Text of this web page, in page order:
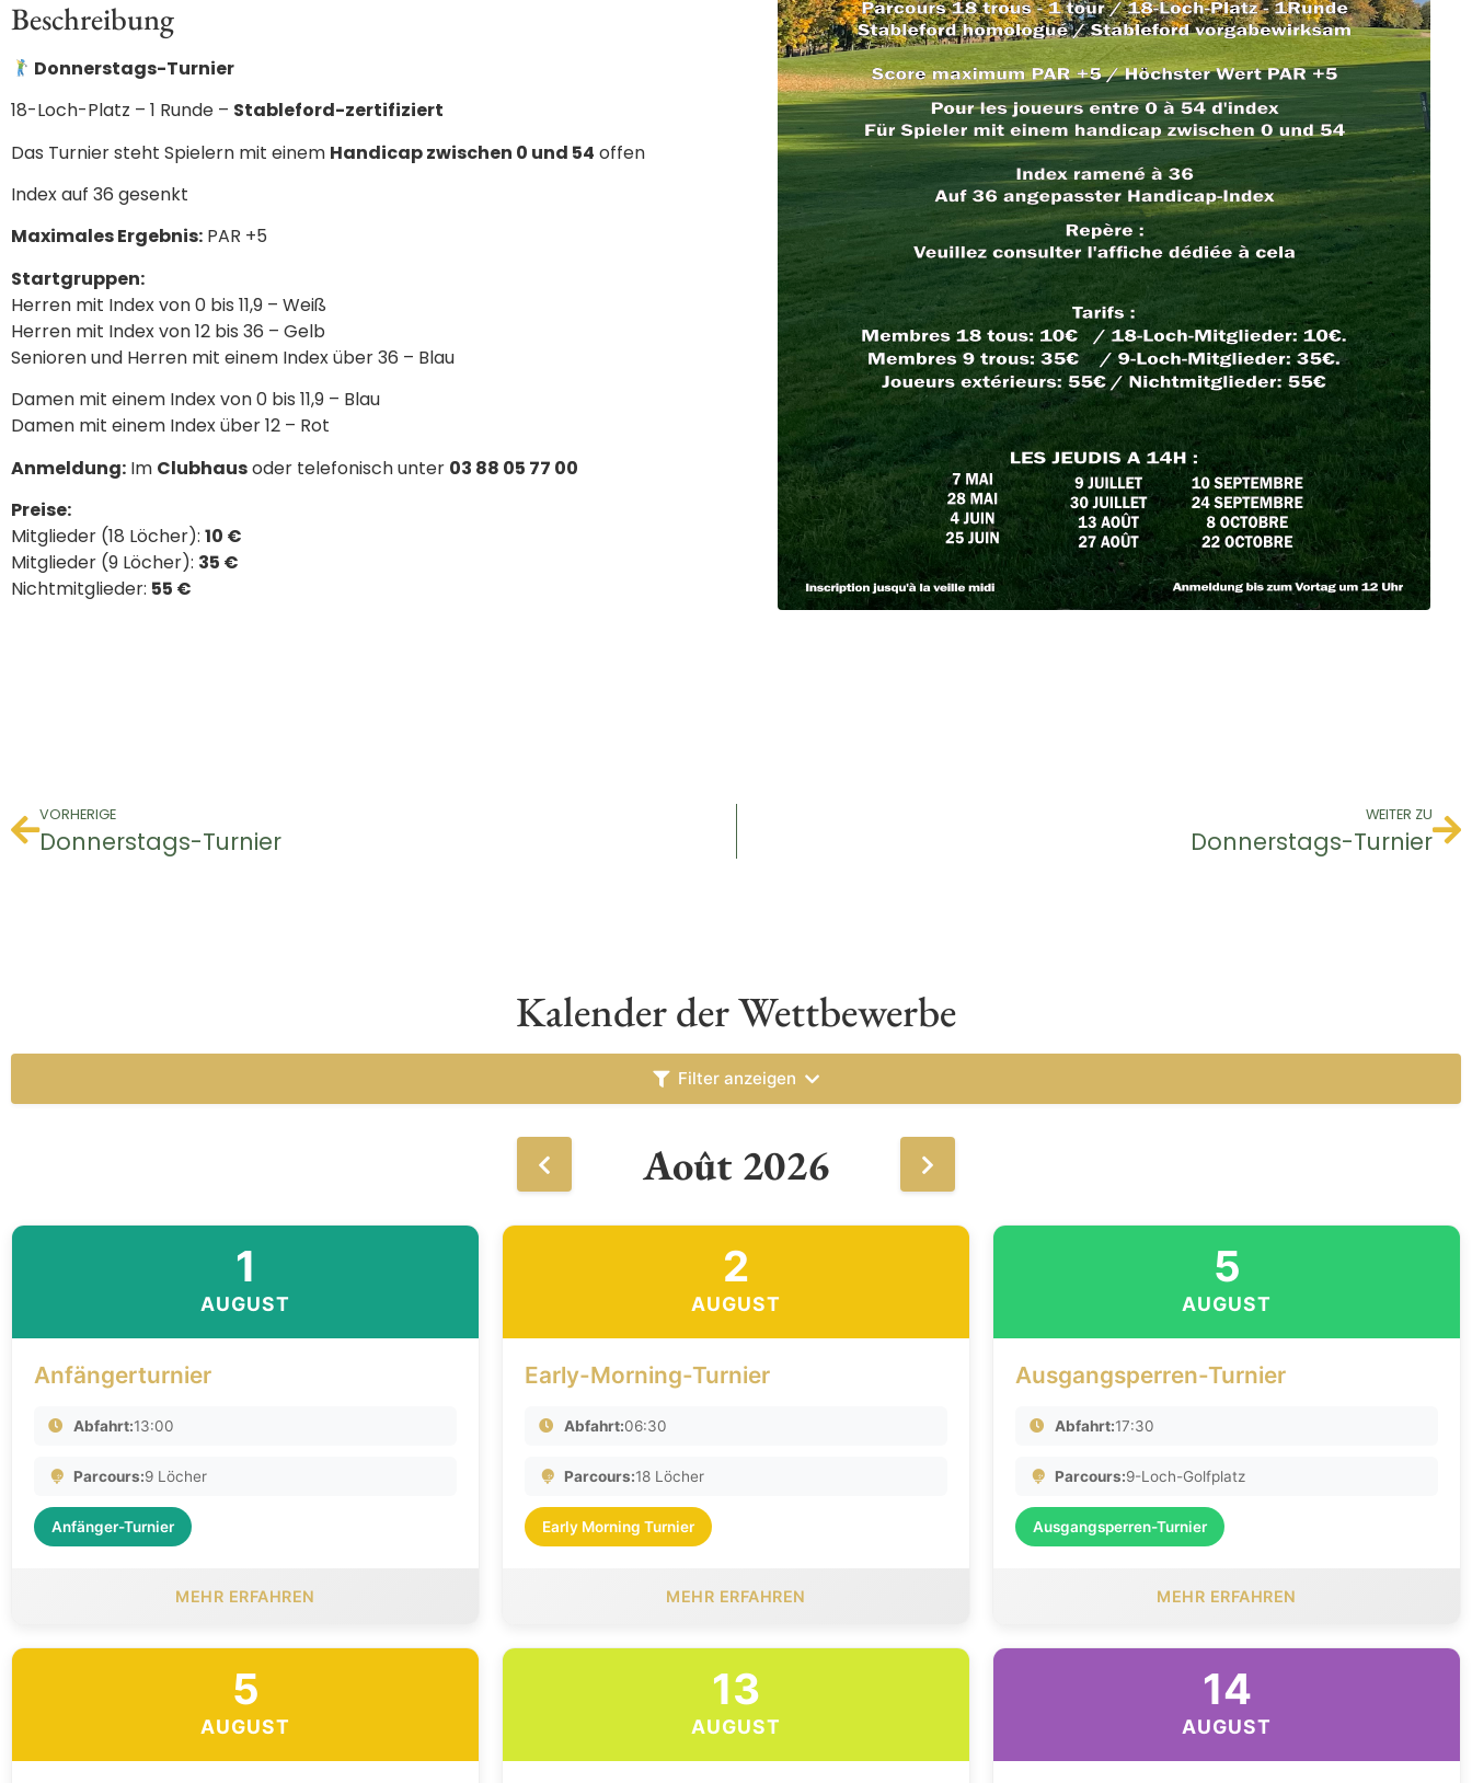
Beschreibung
Donnerstags-Turnier
18-Loch-Platz – 1 Runde – Stableford-zertifiziert
Das Turnier steht Spielern mit einem Handicap zwischen 0 und 54 offen
Index auf 36 gesenkt
Maximales Ergebnis: PAR +5
Startgruppen:
Herren mit Index von 0 bis 11,9 – Weiß
Herren mit Index von 12 bis 36 – Gelb
Senioren und Herren mit einem Index über 36 – Blau
Damen mit einem Index von 0 bis 11,9 – Blau
Damen mit einem Index über 12 – Rot
Anmeldung: Im Clubhausoder telefonisch unter 03 88 05 77 00
Preise:
Mitglieder (18 Löcher): 10 €
Mitglieder (9 Löcher): 35 €
Nichtmitglieder: 55 €
VORHERIGE
Donnerstags-Turnier
WEITER ZU
Donnerstags-Turnier
Kalender der Wettbewerbe
Filter anzeigen
Août 2026
1
AUGUST
Anfängerturnier
Abfahrt:13:00
Parcours:9 Löcher
Anfänger-Turnier
MEHR ERFAHREN
2
AUGUST
Early-Morning-Turnier
Abfahrt:06:30
Parcours:18 Löcher
Early Morning Turnier
MEHR ERFAHREN
5
AUGUST
Ausgangsperren-Turnier
Abfahrt:17:30
Parcours:9-Loch-Golfplatz
Ausgangsperren-Turnier
MEHR ERFAHREN
5
AUGUST
13
AUGUST
14
AUGUST